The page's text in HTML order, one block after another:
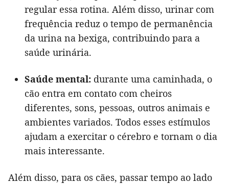
regular essa rotina. Além disso, urinar com
frequência reduz o tempo de permanência
da urina na bexiga, contribuindo para a
saúde urinária.
Saúde mental: durante uma caminhada, o
cão entra em contato com cheiros
diferentes, sons, pessoas, outros animais e
ambientes variados. Todos esses estímulos
ajudam a exercitar o cérebro e tornam o dia
mais interessante.
Além disso, para os cães, passar tempo ao lado